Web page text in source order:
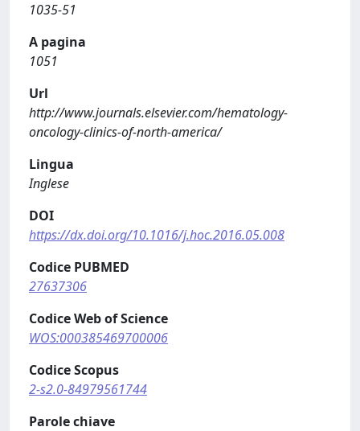
1035-51
A pagina
1051
Url
http://www.journals.elsevier.com/hematology-
oncology-clinics-of-north-america/
Lingua
Inglese
DOI
https://dx.doi.org/10.1016/j.hoc.2016.05.008
Codice PUBMED
27637306
Codice Web of Science
WOS:000385469700006
Codice Scopus
2-s2.0-84979561744
Parole chiave